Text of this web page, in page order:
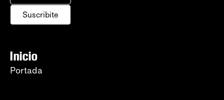
Suscribite
Inicio
Portada